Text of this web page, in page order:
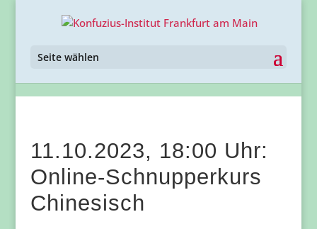
Seite wählen
11.10.2023, 18:00 Uhr:
Online-Schnupperkurs
Chinesisch